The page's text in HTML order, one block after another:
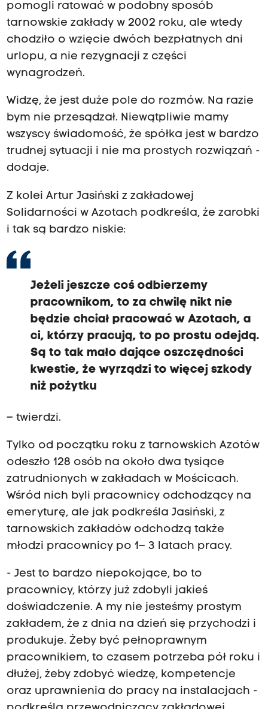
pomogli ratować w podobny sposób
tarnowskie zakłady w 2002 roku, ale wtedy
chodziło o wzięcie dwóch bezpłatnych dni
urlopu, a nie rezygnacji z części
wynagrodzeń.
Widzę, że jest duże pole do rozmów. Na razie
bym nie przesądzał. Niewątpliwie mamy
wszyscy świadomość, że spółka jest w bardzo
trudnej sytuacji i nie ma prostych rozwiązań -
dodaje.
Z kolei Artur Jasiński z zakładowej
Solidarności w Azotach podkreśla, że zarobki
i tak są bardzo niskie:
Jeżeli jeszcze coś odbierzemy
pracownikom, to za chwilę nikt nie
będzie chciał pracować w Azotach, a
ci, którzy pracują, to po prostu odejdą.
Są to tak mało dające oszczędności
kwestie, że wyrządzi to więcej szkody
niż pożytku
– twierdzi.
Tylko od początku roku z tarnowskich Azotów
odeszło 128 osób na około dwa tysiące
zatrudnionych w zakładach w Mościcach.
Wśród nich byli pracownicy odchodzący na
emeryturę, ale jak podkreśla Jasiński, z
tarnowskich zakładów odchodzą także
młodzi pracownicy po 1– 3 latach pracy.
- Jest to bardzo niepokojące, bo to
pracownicy, którzy już zdobyli jakieś
doświadczenie. A my nie jesteśmy prostym
zakładem, że z dnia na dzień się przychodzi i
produkuje. Żeby być pełnoprawnym
pracownikiem, to czasem potrzeba pół roku i
dłużej, żeby zdobyć wiedzę, kompetencje
oraz uprawnienia do pracy na instalacjach -